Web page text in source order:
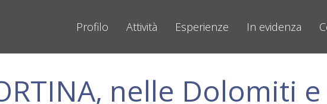
Profilo Attività Esperienze In evidenza
nelle Dolomiti e